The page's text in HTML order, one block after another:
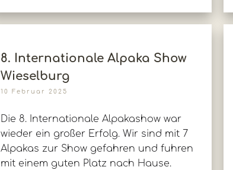
8. Internationale Alpaka Show
Wieselburg
10 Februar 2025
Die 8. Internationale Alpakashow war
wieder ein großer Erfolg. Wir sind mit 7
Alpakas zur Show gefahren und fuhren
mit einem guten Platz nach Hause.